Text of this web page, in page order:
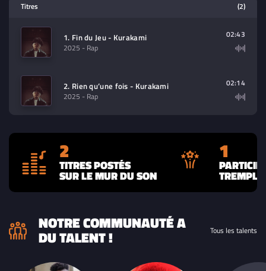
contenu à lire (audio/video)
Titres (2)
1. Fin du Jeu - Kurakami
2025 - Rap
02:43
2. Rien qu’une fois - Kurakami
2025 - Rap
02:14
2
TITRES POSTÉS
SUR LE MUR DU SON
1
NOTRE COMMUNAUTÉ A
DU TALENT ! Tous les talents